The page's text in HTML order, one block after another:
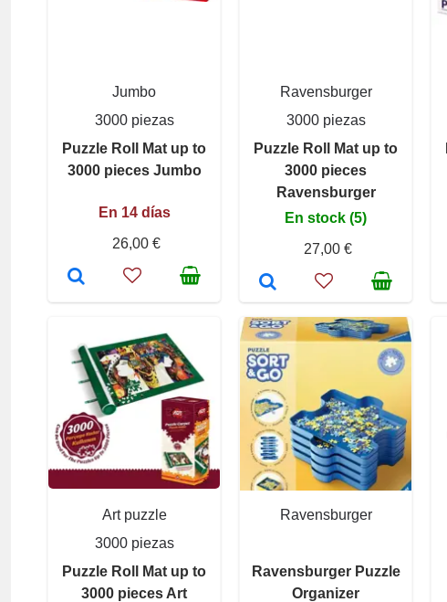
Jumbo
3000 piezas
Puzzle Roll Mat up to
3000 pieces Jumbo
En 14 días
26,00 €
Ravensburger
3000 piezas
Puzzle Roll Mat up to
3000 pieces
Ravensburger
En stock (5)
27,00 €
Art puzzle
3000 piezas
Puzzle Roll Mat up to
3000 pieces Art
Ravensburger
Ravensburger Puzzle
Organizer